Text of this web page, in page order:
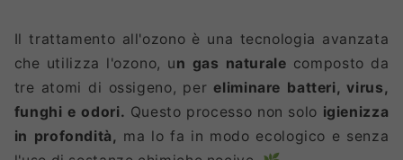
Il trattamento all'ozono è una tecnologia avanzata
che utilizza l'ozono, un gas naturale composto da
tre atomi di ossigeno, per eliminare batteri, virus,
funghi e odori. Questo processo non solo igienizza
in profondità, ma lo fa in modo ecologico e senza